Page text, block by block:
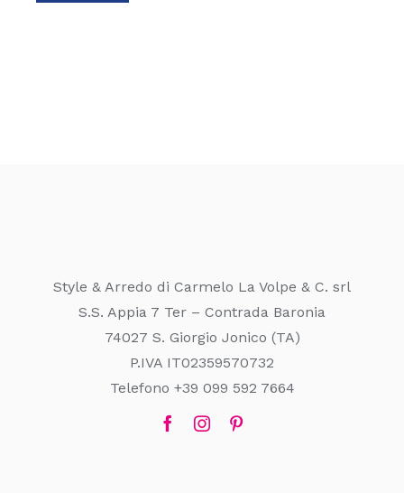
Style & Arredo di Carmelo La Volpe & C. srl
S.S. Appia 7 Ter – Contrada Baronia
74027 S. Giorgio Jonico (TA)
P.IVA IT02359570732
Telefono +39 099 592 7664